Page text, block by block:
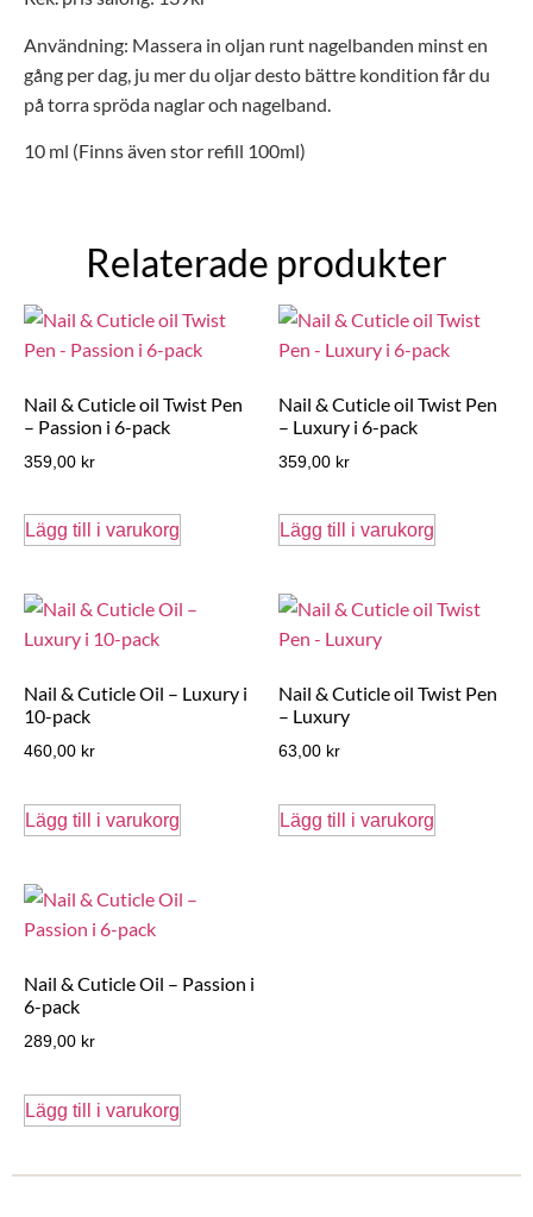
Användning: Massera in oljan runt nagelbanden minst en
gång per dag, ju mer du oljar desto bättre kondition får du
på torra spröda naglar och nagelband.
10 ml (Finns även stor refill 100ml)
Relaterade produkter
Nail & Cuticle oil Twist Pen
– Passion i 6-pack
359,00 kr
Lägg till i varukorg
Nail & Cuticle oil Twist Pen
– Luxury i 6-pack
359,00 kr
Lägg till i varukorg
Nail & Cuticle Oil – Luxury i
10-pack
460,00 kr
Lägg till i varukorg
Nail & Cuticle oil Twist Pen
– Luxury
63,00 kr
Lägg till i varukorg
Nail & Cuticle Oil – Passion i
6-pack
289,00 kr
Lägg till i varukorg